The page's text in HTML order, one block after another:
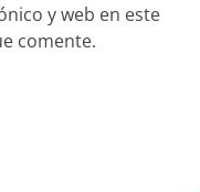
y web en este
comente.